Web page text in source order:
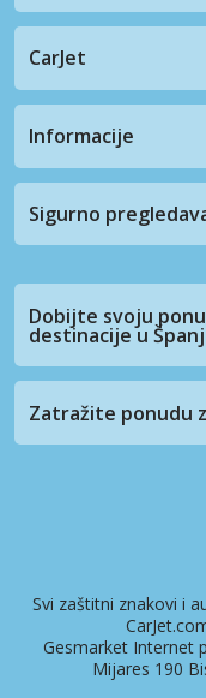
CarJet
Informacije
Sigurno
Dobijte svoju
destinacije u
Zatražite ponudu
Svi zaštitni znakovi i
Gesmarket Internet
Mijares 190